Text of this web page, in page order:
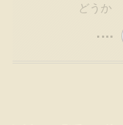
どうか